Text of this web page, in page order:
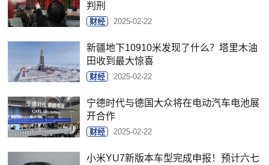
判刑
财经 2025-02-22
新疆地下10910米发现了什么？塔里木油
田收到最大惊喜
财经 2025-02-22
宁德时代与德国大众将在电动汽车电池展
开合作
财经 2025-02-22
小米YU7新版本车型完成申报！预计六七